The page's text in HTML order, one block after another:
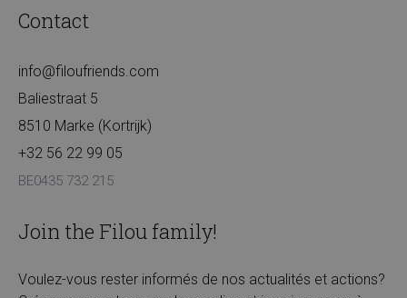
Contact
info@filoufriends.com
Baliestraat 5
8510 Marke (Kortrijk)
+32 56 22 99 05
BE0435 732 215
Join the Filou family!
Voulez-vous rester informés de nos actualités et actions?